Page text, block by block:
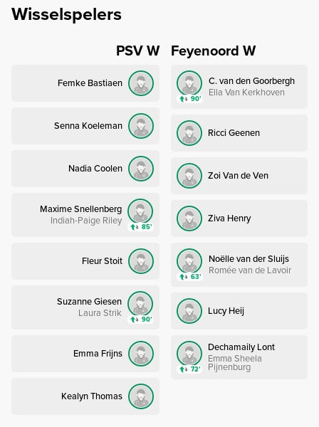
Wisselspelers
PSV W
Femke Bastiaen
Senna Koeleman
Nadia Coolen
Maxime Snellenberg
Indiah-Paige Riley
85’
Fleur Stoit
Suzanne Giesen
Laura Strik
90’
Emma Frijns
Kealyn Thomas
Feyenoord W
C. van den Goorbergh
Ella Van Kerkhoven
90’
Ricci Geenen
Zoi Van de Ven
Ziva Henry
Noëlle van der Sluijs
Romée van de Lavoir
63’
Lucy Heij
Dechamaily Lont
Emma Sheela
Pijnenburg
72’